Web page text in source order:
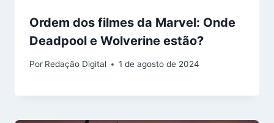
Ordem dos filmes da Marvel: Onde
Deadpool e Wolverine estão?
Por Redação Digital 1 de agosto de 2024